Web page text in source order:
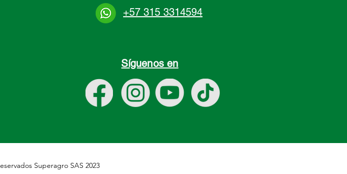
+57 315 3314594
Síguenos en
Superagro SAS 2023